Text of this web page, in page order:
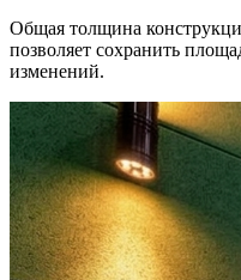
Общая толщина
позволяет сохранить
изменений.